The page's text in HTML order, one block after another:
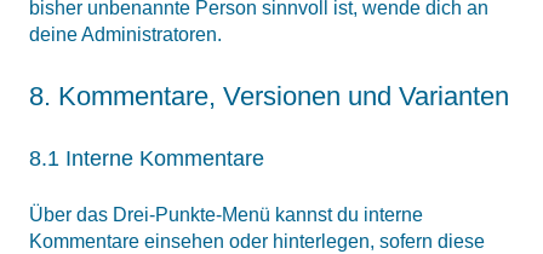
bisher unbenannte Person sinnvoll ist, wende dich an
deine Administratoren.
8. Kommentare, Versionen und Varianten
8.1 Interne Kommentare
Über das Drei-Punkte-Menü kannst du interne
Kommentare einsehen oder hinterlegen, sofern diese